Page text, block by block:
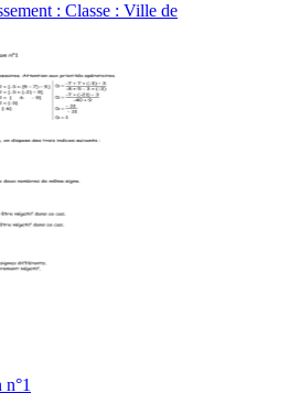
: Classe : Ville de